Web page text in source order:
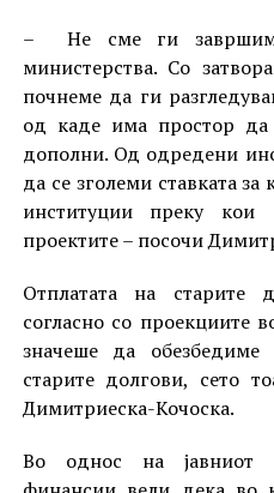
– Не сме ги
министерства. Со
почнеме да ги
од каде има простор
дополни. Од одредени
да се зголеми ставката
институции преку
проектите – посочи
Отплатата на старите
согласно со проекциите
значеше да обезбедиме
старите долгови, сето
Димитриеска-Кочоска.
Во однос на јавниот